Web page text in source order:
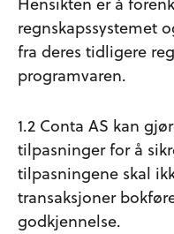
regnskapssystemet
fra deres tidligere
programvaren.
1.2 Conta AS kan
tilpasninger for å
tilpasningene skal
transaksjoner
godkjennelse.